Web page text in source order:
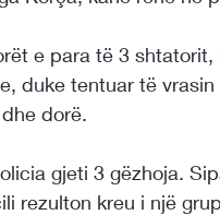
e para të 3
duke tentuar të
dorë.
gjeti 3 gëzhoja.
rezulton kreu i një